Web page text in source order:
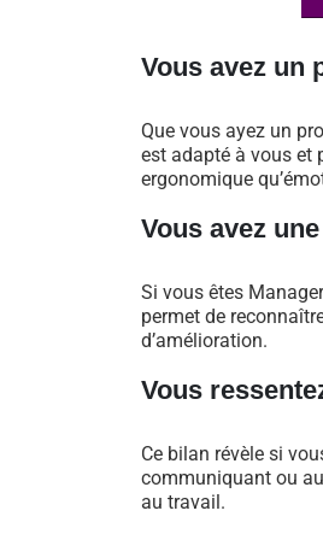
Vous avez un
Que vous ayez un
est adapté à vous et
ergonomique
Vous avez
Si vous êtes
permet de
d’amélioration.
Vous
Ce bilan révèle si
communiquant ou
au travail.